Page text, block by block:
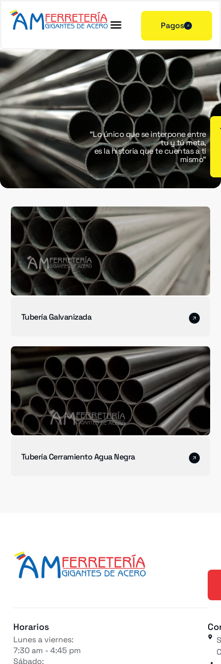
Pagos
“Lo único que se interpone entre
tu y tú meta,
es la historia que te cuentas a ti
mismo”
Tubería Galvanizada
Tubería Cerramiento Agua Negra
Horarios
Lunes a viernes:
7:30 am - 4:45 pm
Sábado: